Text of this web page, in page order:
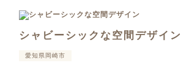
シャビーシックな空間デザイン
愛知県岡崎市